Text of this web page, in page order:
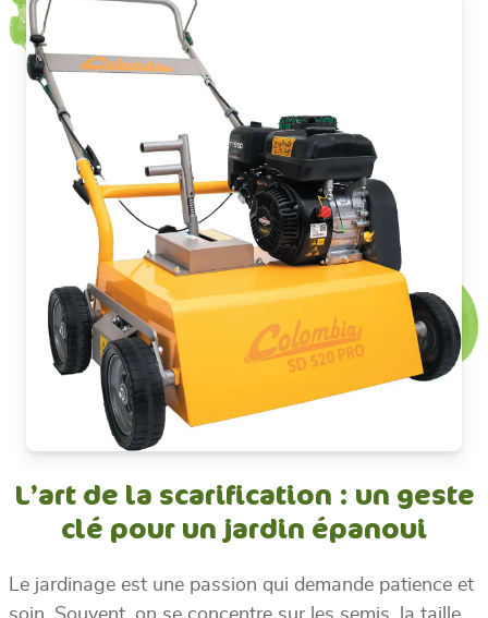
L’art de la scarification : un geste
clé pour un jardin épanoui
Le jardinage est une passion qui demande patience et